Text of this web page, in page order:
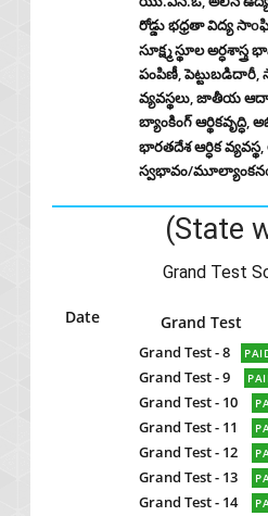
రోడ్డు భధ్రతా విద్య
సూక్ష్మ స్థూల
పంపిణీ,
వ్యవస్థలు, జాతీయ
బ్యాంకింగ్ ఆర్థికవృద్ధి,
భారతదేశ ఆర్ధిక వ్యవస్థ,
స్వభావం/
(State
Grand Test
Date Grand Test
Grand Test - 8
Grand Test - 9
Grand Test - 10
Grand Test - 11
Grand Test - 12
Grand Test - 13
Grand Test - 14